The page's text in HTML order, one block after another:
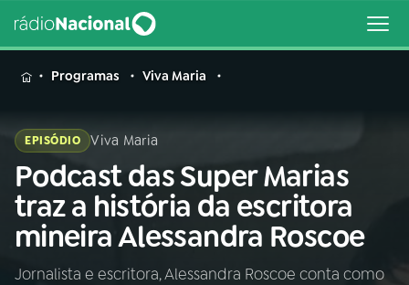
MENU
Buscar
na
Rádio
Nacional
Buscar
AO VIVO
Programas Viva Maria
EPISÓDIO Viva Maria
Podcast das Super Marias
traz a história da escritora
mineira Alessandra Roscoe
Jornalista e escritora, Alessandra Roscoe conta como